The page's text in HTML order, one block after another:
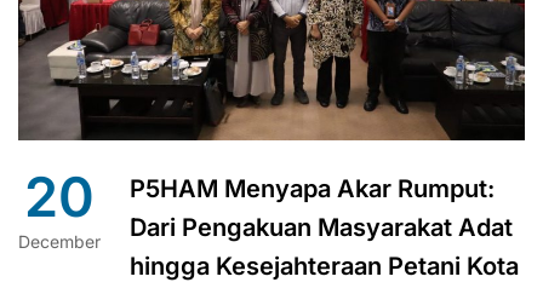
20
December
P5HAM Menyapa Akar Rumput:
Dari Pengakuan Masyarakat Adat
hingga Kesejahteraan Petani Kota